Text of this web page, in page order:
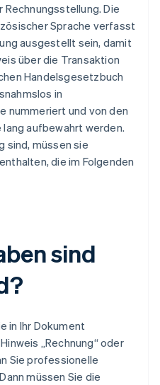
Die
Sprache verfasst
ausgestellt sein, damit
über die Transaktion
Handelsgesetzbuch
in
nummeriert und von den
aufbewahrt werden.
sind, müssen sie
die im Folgenden
sind
in Ihr Dokument
„Rechnung“ oder
Sie professionelle
müssen Sie die